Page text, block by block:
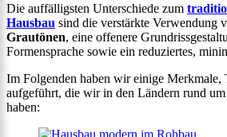
Die auffälligsten Unterschiede zum
Hausbau sind die verstärkte Verwendung
Grautönen, eine offenere
Formensprache sowie ein reduziertes,
Im Folgenden haben wir einige Merkmale,
aufgeführt, die wir in den Ländern rund
haben: